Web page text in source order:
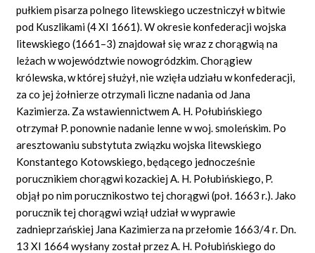
pułkiem pisarza polnego litewskiego uczestniczył w bitwie
pod Kuszlikami (4XI 1661). W okresie konfederacji wojska
litewskiego (1661–3) znajdował się wraz z chorągwią na
leżach w województwie nowogródzkim. Chorągiew
królewska, w której służył, nie wzięła udziału w konfederacji,
za co jej żołnierze otrzymali liczne nadania od Jana
Kazimierza. Za wstawiennictwem A. H. Połubińskiego
otrzymał P. ponownie nadanie lenne w woj. smoleńskim. Po
aresztowaniu substytuta związku wojska litewskiego
Konstantego Kotowskiego, będącego jednocześnie
porucznikiem chorągwi kozackiej A. H. Połubińskiego, P.
objął po nim porucznikostwo tej chorągwi (poł. 1663 r.). Jako
porucznik tej chorągwi wziął udział w wyprawie
zadnieprzańskiej Jana Kazimierza na przełomie 1663/4 r. Dn.
13 XI 1664 wysłany został przez A. H. Połubińskiego do